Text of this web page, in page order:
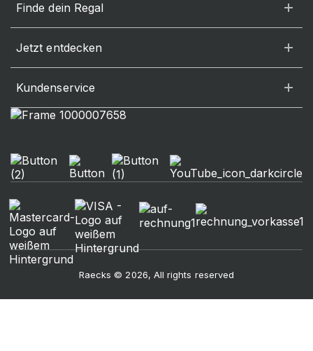
Finde dein Regal
Jetzt entdecken
Kundenservice
Raecks © 2026, All rights reserved